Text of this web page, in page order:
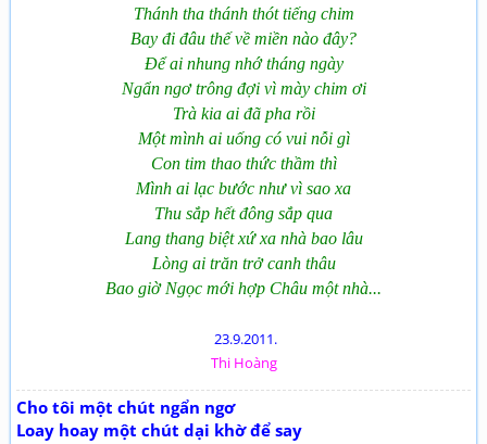
Thánh tha thánh thót tiếng chim
Bay đi đâu thế về miền nào đây?
Để ai nhung nhớ tháng ngày
Ngẩn ngơ trông đợi vì mày chim ơi
Trà kia ai đã pha rồi
Một mình ai uống có vui nỗi gì
Con tim thao thức thầm thì
Mình ai lạc bước như vì sao xa
Thu sắp hết đông sắp qua
Lang thang biệt xứ xa nhà bao lâu
Lòng ai trăn trở canh thâu
Bao giờ Ngọc mới hợp Châu một nhà...
23.9.2011.
Thi Hoàng
Cho tôi một chút ngẩn ngơ
Loay hoay một chút dại khờ để say